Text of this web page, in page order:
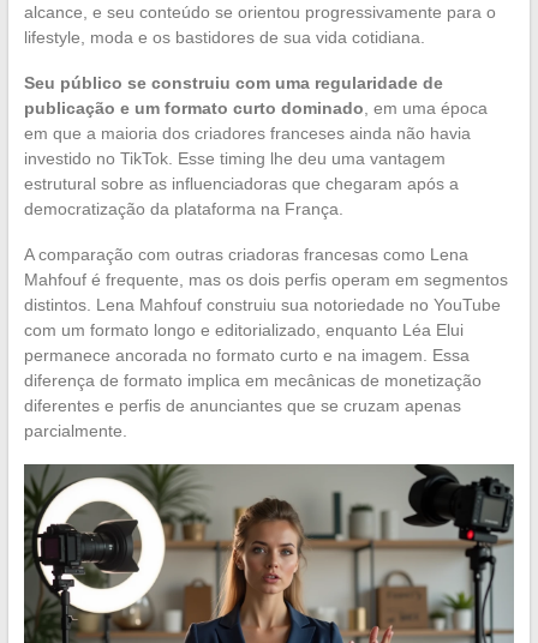
alcance, e seu conteúdo se orientou progressivamente para o
lifestyle, moda e os bastidores de sua vida cotidiana.
Seu público se construiu com uma regularidade de
publicação e um formato curto dominado , em uma época
em que a maioria dos criadores franceses ainda não havia
investido no TikTok. Esse timing lhe deu uma vantagem
estrutural sobre as influenciadoras que chegaram após a
democratização da plataforma na França.
A comparação com outras criadoras francesas como Lena
Mahfouf é frequente, mas os dois perfis operam em segmentos
distintos. Lena Mahfouf construiu sua notoriedade no YouTube
com um formato longo e editorializado, enquanto Léa Elui
permanece ancorada no formato curto e na imagem. Essa
diferença de formato implica em mecânicas de monetização
diferentes e perfis de anunciantes que se cruzam apenas
parcialmente.